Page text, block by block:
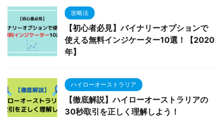
攻略法
【初心者必見】バイナリーオプションで
使える無料インジケーター10選！【2020
年】
ハイローオーストラリア
【徹底解説】ハイローオーストラリアの
30秒取引を正しく理解しよう！